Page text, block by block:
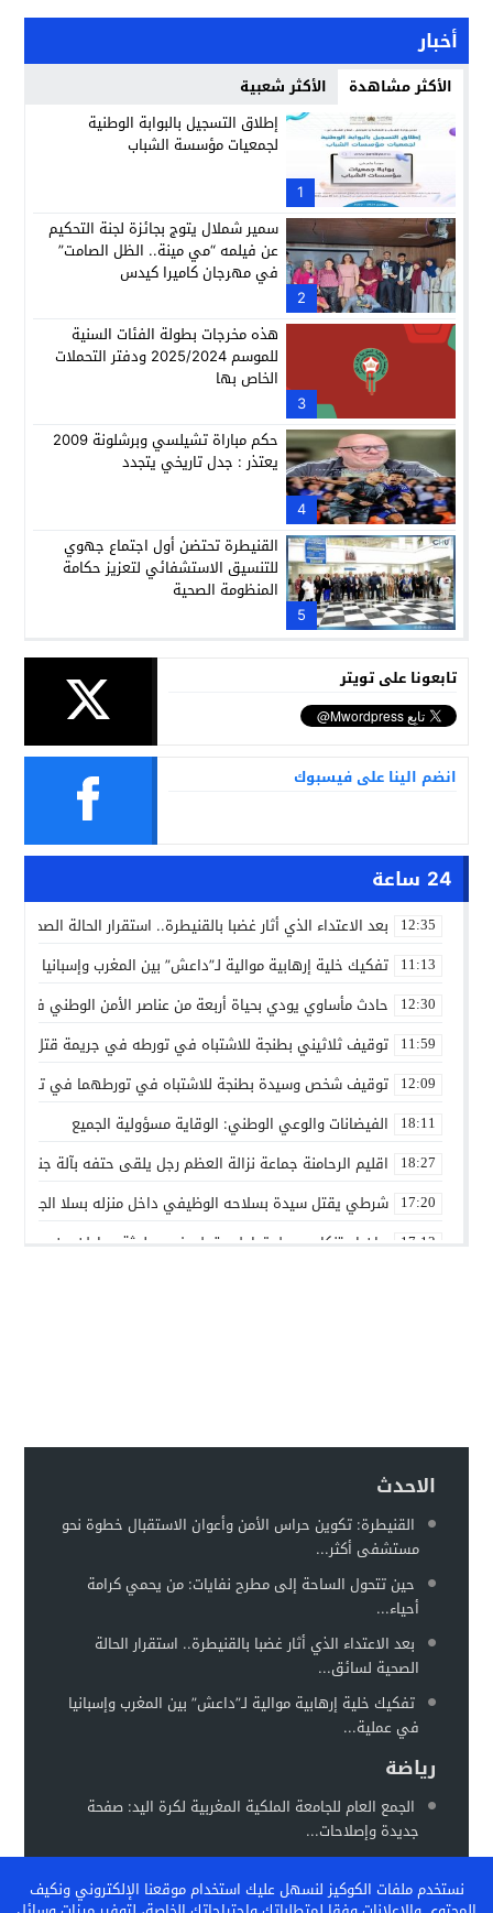
أخبار
الأكثر مشاهدة الأكثر شعبية
1
إطلاق التسجيل بالبوابة الوطنية
لجمعيات مؤسسة الشباب
2
سمير شملال يتوج بجائزة لجنة التحكيم
عن فيلمه “مي مينة.. الظل الصامت”
في مهرجان كاميرا كيدس
3
هذه مخرجات بطولة الفئات السنية
للموسم 2025/2024 ودفتر التحملات
الخاص بها
4
حكم مباراة تشيلسي وبرشلونة 2009
يعتذر : جدل تاريخي يتجدد
5
القنيطرة تحتضن أول اجتماع جهوي
للتنسيق الاستشفائي لتعزيز حكامة
المنظومة الصحية
تابعونا على تويتر
انضم الينا على فيسبوك
24 ساعة
12:35 بعد الاعتداء الذي أثار غضبا بالقنيطرة.. استقرار الحالة
11:13 تفكيك خلية إرهابية موالية لـ”داعش” بين المغرب وإسبانيا في
12:30 حادث مأساوي يودي بحياة أربعة من عناصر الأمن الوطني في
11:59 توقيف ثلاثيني بطنجة للاشتباه في تورطه في جريمة قتل
12:09 توقيف شخص وسيدة بطنجة للاشتباه في تورطهما في تزوير
18:11 الفيضانات والوعي الوطني: الوقاية مسؤولية الجميع
18:27 اقليم الرحامنة جماعة نزالة العظم رجل يلقى حتفه بآلة جني
17:20 شرطي يقتل سيدة بسلاحه الوظيفي داخل منزله بسلا الجديدة
17:13 بيان استنكاري حول تداول مقطع فيديو لجثة مواطن من
سيارة مجهولة تثير استنفارًا أمنيًا بحي الفوركي تابريكت – سلا
12:31 الغموض يلف حريقا في مركز صحيالاحدث
القنيطرة: تكوين حراس الأمن وأعوان الاستقبال خطوة نحو
مستشفى أكثر...
حين تتحول الساحة إلى مطرح نفايات: من يحمي كرامة
أحياء...
بعد الاعتداء الذي أثار غضبا بالقنيطرة.. استقرار الحالة
الصحية لسائق...
تفكيك خلية إرهابية موالية لـ”داعش” بين المغرب وإسبانيا
في عملية...
رياضة
الجمع العام للجامعة الملكية المغربية لكرة اليد: صفحة
جديدة وإصلاحات...
جديد خلال...
نستخدم ملفات الكوكيز لنسهل عليك استخدام موقعنا الإلكتروني ونكيف